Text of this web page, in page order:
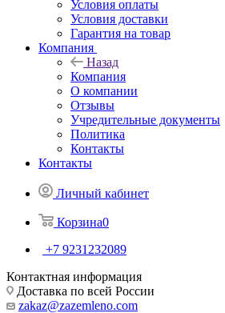
Условия оплаты
Условия доставки
Гарантия на товар
Компания
Назад
Компания
О компании
Отзывы
Учредительные документы
Политика
Контакты
Контакты
Личный кабинет
Корзина0
+7 9231232089
Контактная информация
Доставка по всей России
zakaz@zazemleno.com